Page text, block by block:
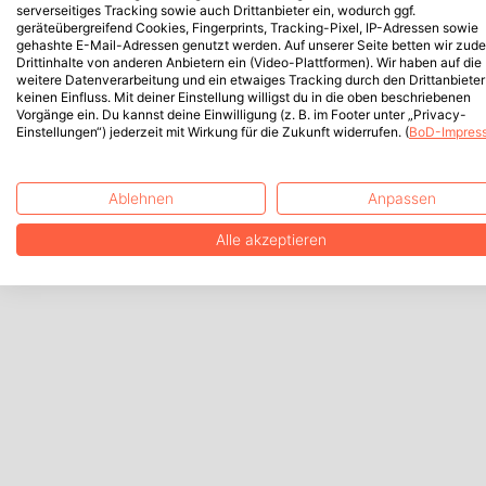
serverseitiges Tracking sowie auch Drittanbieter ein, wodurch ggf.
geräteübergreifend Cookies, Fingerprints, Tracking-Pixel, IP-Adressen sowie
gehashte E-Mail-Adressen genutzt werden. Auf unserer Seite betten wir
Drittinhalte von anderen Anbietern ein (Video-Plattformen). Wir haben auf die
weitere Datenverarbeitung und ein etwaiges Tracking durch den Drittanbieter
keinen Einfluss. Mit deiner Einstellung willigst du in die oben beschriebenen
Vorgänge ein. Du kannst deine Einwilligung (z. B. im Footer unter „Privacy-
Einstellungen“) jederzeit mit Wirkung für die Zukunft widerrufen. (BoD-
Ablehnen Anpassen
Alle akzeptieren